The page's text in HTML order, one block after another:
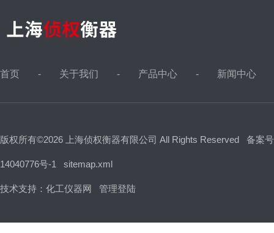
首页 关于我们 产品中心 新闻中心
版权所有©2026 上海侦权衡器有限公司 All Rights Reserved 备案
14040776号-1 sitemap.xml
技术支持： 化工仪器网 管理登陆